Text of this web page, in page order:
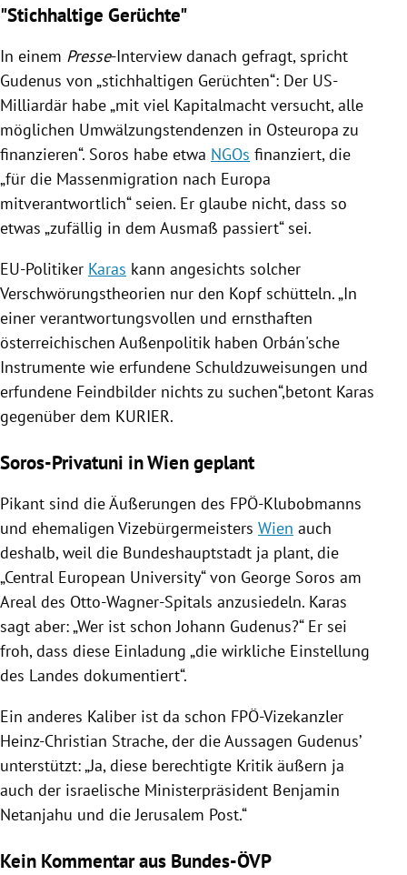
"Stichhaltige Gerüchte"
In einem Presse-Interview danach gefragt, spricht
Gudenus von „stichhaltigen Gerüchten“: Der US-
Milliardär habe „mit viel Kapitalmacht versucht, alle
möglichen Umwälzungstendenzen in Osteuropa zu
finanzieren“. Soros habe etwa NGOs finanziert, die
„für die Massenmigration nach Europa
mitverantwortlich“ seien. Er glaube nicht, dass so
etwas „zufällig in dem Ausmaß passiert“ sei.
EU-Politiker Karas kann angesichts solcher
Verschwörungstheorien nur den Kopf schütteln. „In
einer verantwortungsvollen und ernsthaften
österreichischen Außenpolitik haben Orbán'sche
Instrumente wie erfundene Schuldzuweisungen und
erfundene Feindbilder nichts zu suchen“,betont Karas
gegenüber dem KURIER.
Soros-Privatuni in Wien geplant
Pikant sind die Äußerungen des FPÖ-Klubobmanns
und ehemaligen Vizebürgermeisters Wien auch
deshalb, weil die Bundeshauptstadt ja plant, die
„Central European University“ von George Soros am
Areal des Otto-Wagner-Spitals anzusiedeln. Karas
sagt aber: „Wer ist schonJohann Gudenus?“ Er sei
froh, dass diese Einladung „die wirkliche Einstellung
des Landes dokumentiert“.
Ein anderes Kaliber ist da schon FPÖ-Vizekanzler
Heinz-Christian Strache, der die Aussagen Gudenus’
unterstützt: „Ja, diese berechtigte Kritik äußern ja
auch der israelische Ministerpräsident Benjamin
Netanjahu und dieJerusalem Post.“
Kein Kommentar aus Bundes-ÖVP